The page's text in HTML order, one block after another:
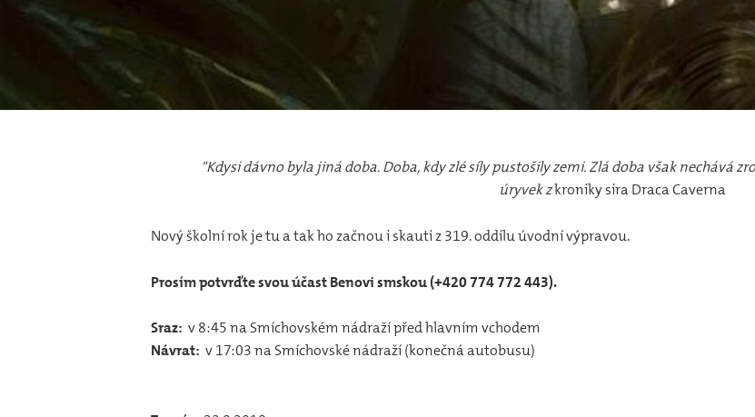
"Kdysi dávno byla jiná doba. Doba, kdy zlé síly pustošily zemi. Zlá doba však nechává
úryvek zkroniky sira Draca Caverna
Nový školní rok je tu a tak ho začnou i skauti z 319. oddílu úvodní výpravou.
Prosím potvrďte svou účast Benovi smskou (+420 774 772 443).
Sraz: v 8:45 na Smíchovském nádraží před hlavním vchodem
Návrat: v 17:03 na Smíchovské nádraží (konečná autobusu)